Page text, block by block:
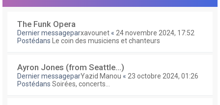
The Funk Opera
Dernier messageparxavounet « 24 novembre 2024, 17:52
Postédans
Le coin des musiciens et chanteurs
Ayron Jones (from Seattle...)
Dernier messageparYazid Manou « 23 octobre 2024, 01:26
Postédans Soirées, concerts...